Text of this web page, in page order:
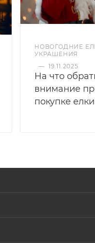
НОВОГОДНИЕ
УКРАШЕНИЯ
— 19.11.2025
На что
внимание
покупке